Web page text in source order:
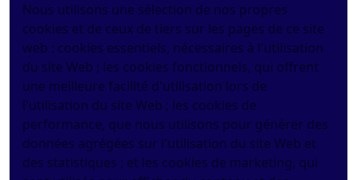
Nous utilisons une sélection de nos propres
cookies et de ceux de tiers sur les pages de ce site
web : cookies essentiels, nécessaires à l'utilisation
du site Web ; les cookies fonctionnels, qui offrent
une meilleure facilité d'utilisation lors de
l'utilisation du site Web ; les cookies de
performance, que nous utilisons pour générer des
données agrégées sur l'utilisation du site Web et
des statistiques ; et les cookies de marketing, qui